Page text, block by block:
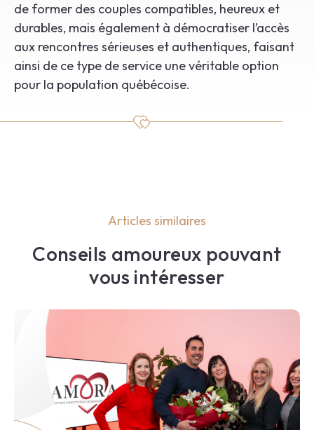
de former des couples compatibles, heureux et
durables, mais également à démocratiser l’accès
aux rencontres sérieuses et authentiques, faisant
ainsi de ce type de service une véritable option
pour la population québécoise.
Articles similaires
Conseils amoureux pouvant
vous intéresser